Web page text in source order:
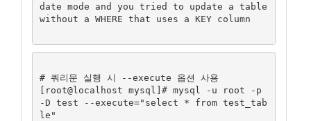
date mode and you tried to update a table
without a WHERE that uses a KEY column
# 쿼리문 실행 시 --execute 옵션 사용
[root@localhost mysql]# mysql -u root -p
-D test --execute="select * from test_tab
le"